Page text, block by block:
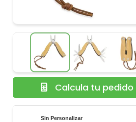
Sin Personalizar
Calcula tu